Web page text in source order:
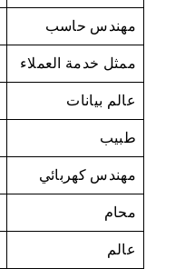
مهندس حاسب
ممثل خدمة العملاء
عالم بيانات
طبيب
مهندس كهربائي
محام
عالم